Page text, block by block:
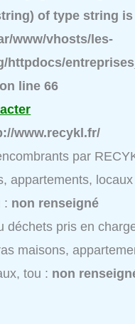
of type string is
www/vhosts/les-
httpdocs/
on line66
www.recykl.fr/
par
appartements, locaux
: non renseigné
déchets pris en
maisons,
tou : non